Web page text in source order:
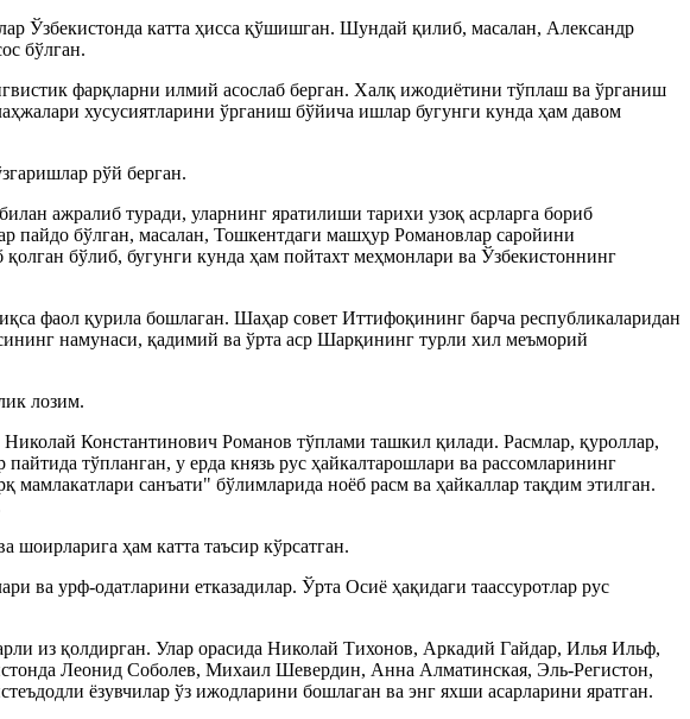
Ўзбекистонда катта ҳисса қўшишган. Шундай қилиб, масалан, Александр
бўлган.
фарқларни илмий асослаб берган. Халқ ижодиётини тўплаш ва ўрганиш
хусусиятларини ўрганиш бўйича ишлар бугунги кунда ҳам давом
рўй берган.
ажралиб туради, уларнинг яратилиши тарихи узоқ асрларга бориб
пайдо бўлган, масалан, Тошкентдаги машҳур Романовлар саройини
бўлиб, бугунги кунда ҳам пойтахт меҳмонлари ва Ўзбекистоннинг
фаол қурила бошлаган. Шаҳар совет Иттифоқининг барча республикаларидан
намунаси, қадимий ва ўрта аср Шарқининг турли хил меъморий
лозим.
Константинович Романов тўплами ташкил қилади. Расмлар, қуроллар,
тўпланган, у ерда князь рус ҳайкалтарошлари ва рассомларининг
санъати" бўлимларида ноёб расм ва ҳайкаллар тақдим этилган.
шоирларига ҳам катта таъсир кўрсатган.
ва урф-одатларини етказадилар. Ўрта Осиё ҳақидаги таассуротлар рус
из қолдирган. Улар орасида Николай Тихонов, Аркадий Гайдар, Илья Ильф,
Леонид Соболев, Михаил Шевердин, Анна Алматинская, Эль-Регистон,
ёзувчилар ўз ижодларини бошлаган ва энг яхши асарларини яратган.